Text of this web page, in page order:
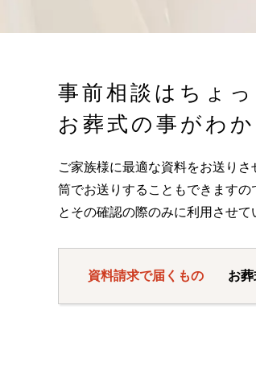
事前相談はちょ
お葬式の事がわ
ご家族様に最適な資料をお送り
筒でお送りすることもできます
とその確認の際のみに利用させて
資料請求で届くもの お